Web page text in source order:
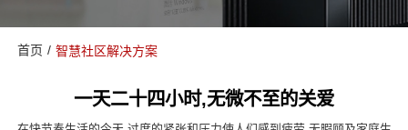
首页 / 智慧社区解决方案
一天二十四小时,无微不至的关爱